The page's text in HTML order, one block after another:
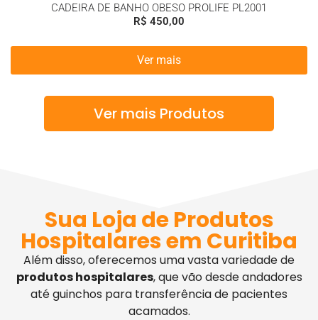
CADEIRA DE BANHO OBESO PROLIFE PL2001
R$ 450,00
Ver mais
Ver mais Produtos
Sua Loja de Produtos
Hospitalares em Curitiba
Além disso, oferecemos uma vasta variedade de
produtos hospitalares, que vão desde andadores
até guinchos para transferência de pacientes
acamados.